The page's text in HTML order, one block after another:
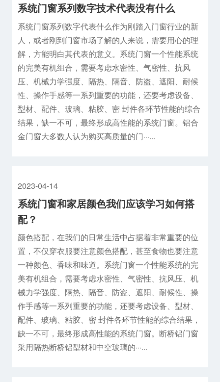
系统门窗系列数字技术代表没有什么
系统门窗系列数字代表什么作为刚踏入门窗行业的新
人，或者刚到门窗市场了解的人来说，需要用心的理
解，方能明白其代表的意义。系统门窗一个性能系统
的完美有机组合，需要考虑水密性、气密性、抗风
压、机械力学强度、隔热、隔音、防盗、遮阳、耐候
性、操作手感等一系列重要的功能，还要考虑设备、
型材、配件、玻璃、粘胶、密 封件各环节性能的综合
结果，缺一不可，最终形成高性能的系统门窗。铝合
金门窗大多数人认为购买高质量的门···...
2023-04-14
系统门窗和家居颜色我们应该学习如何搭
配？
颜色搭配，在我们的日常生活中占据着非常重要的位
置，不仅穿衣服要注意颜色搭配，甚至食物也要注意
一种颜色、香味和味道。系统门窗一个性能系统的完
美有机组合，需要考虑水密性、气密性、抗风压、机
械力学强度、隔热、隔音、防盗、遮阳、耐候性、操
作手感等一系列重要的功能，还要考虑设备、型材、
配件、玻璃、粘胶、密 封件各环节性能的综合结果，
缺一不可，最终形成高性能的系统门窗。断桥铝门窗
采用隔热断桥铝型材和中空玻璃的···...